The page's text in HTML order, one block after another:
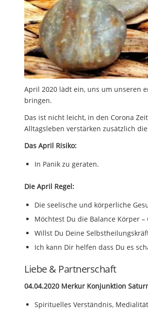
April 2020 lädt ein, uns um unseren
bringen.
Das ist nicht leicht, in den Corona
Alltagsleben verstärken zusätzlich
Das April Risiko:
In Panik zu geraten.
Die April Regel:
Die seelische und körperliche
Möchtest Du die Balance Körper
Willst Du Deine
Ich kann Dir helfen dass Du es
Liebe & Partnerschaft
04.04.2020 Merkur Konjunktion
Spirituelles Verständnis,